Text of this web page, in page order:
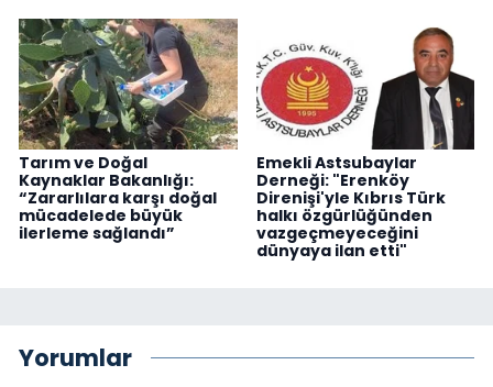
Tarım ve Doğal
Kaynaklar Bakanlığı:
“Zararlılara karşı doğal
mücadelede büyük
ilerleme sağlandı”
Emekli Astsubaylar
Derneği: "Erenköy
Direnişi'yle Kıbrıs Türk
halkı özgürlüğünden
vazgeçmeyeceğini
dünyaya ilan etti"
Yorumlar